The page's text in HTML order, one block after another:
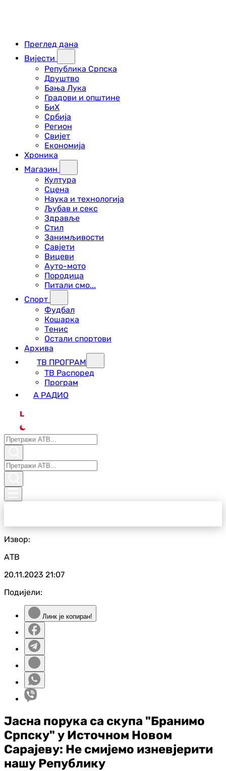
Преглед дана
Вијести
Република Српска
Друштво
Бања Лука
Градови и општине
БиХ
Србија
Регион
Свијет
Економија
Хроника
Магазин
Култура
Сцена
Наука и технологија
Љубав и секс
Здравље
Стил
Занимљивости
Савјети
Вицеви
Ауто-мото
Породица
Питали смо...
Спорт
Фудбал
Кошарка
Тенис
Остали спортови
Архива
ТВ ПРОГРАМ
ТВ Распоред
Програм
А РАДИО
L
Извор:
АТВ
20.11.2023 21:07
Подијели:
Линк је копиран!
Јасна порука са скупа "Бранимо
Српску" у Источном Новом
Сарајеву: Не смијемо изневјерити
нашу Републику